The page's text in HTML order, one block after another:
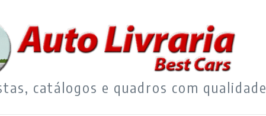
catálogos e quadros com qualidade